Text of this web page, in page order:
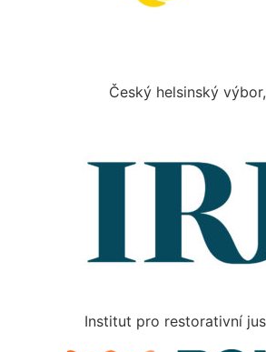
Český helsinský
Institut pro restorativní